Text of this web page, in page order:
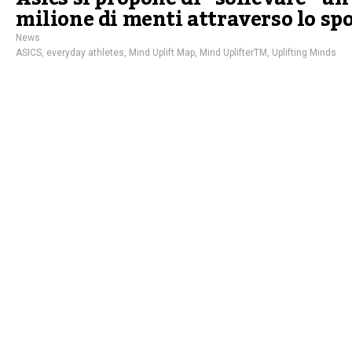
milione di menti attraverso lo
News
ASICS, everyday athletes, Mind Uplift Map, Mind UplifterTM , Uplifting Minds